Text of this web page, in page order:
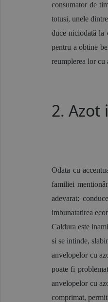
consumator de
totusi, unele
duce niciodată la
pentru a obtine
reumplerea lor cu
2. Azot
Odata cu
familiei
adevarat:
imbunatatirea
Caldura este
si se intinde,
anvelopelor cu
poate fi
anvelopelor cu
comprimat,